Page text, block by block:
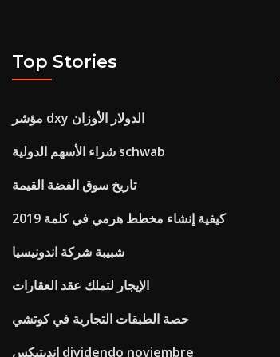
Top Stories
مؤشر dxy الدولار الأوزان
شراء الأسهم الدولية schwab
تاريخ سوق الفضة القيمة
كيفية إنشاء مخطط هرمي في كلمة 2019
شبيبة شركة اندونيسيا
الإيجار لتملك عقد العقارات
حصة الطبقات التجارية في كوتشي
انديتيكس dividendo noviembre